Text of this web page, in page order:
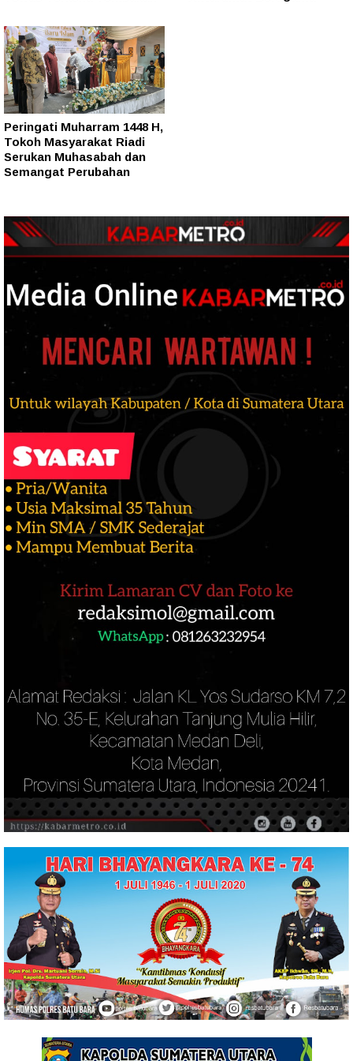
Peringati Muharram 1448 H,
Tokoh Masyarakat Riadi
Serukan Muhasabah dan
Semangat Perubahan